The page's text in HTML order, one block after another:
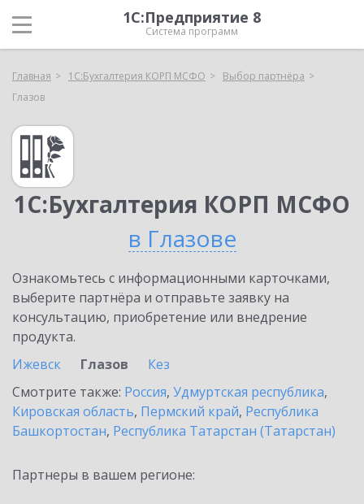
1С:Предприятие 8
Система программ
Главная 1С:Бухгалтерия КОРП МСФО
Выбор партнёра
Глазов
1С:Бухгалтерия КОРП МСФО
в Глазове
Ознакомьтесь с информационными карточками,
выберите партнёра и отправьте заявку на
консультацию, приобретение или внедрение
продукта.
Ижевск
Глазов
Кез
Смотрите также: Россия, Удмуртская республика,
Кировская область, Пермский край, Республика
Башкортостан, Республика Татарстан (Татарстан)
Партнеры в вашем регионе: